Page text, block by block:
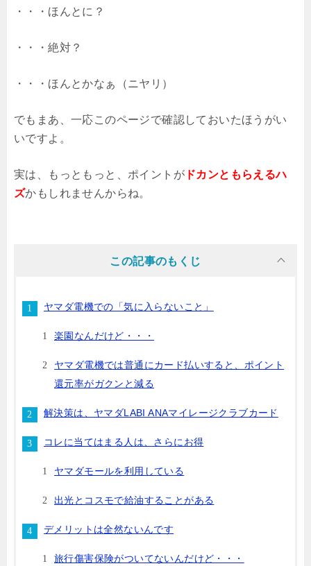
・・・ほんとに？
・・・絶対？
・・・ほんとかなぁ（ニヤリ）
でもまあ、一応このページで確認しておいたほうがい
いですよ。
実は、もっともっと、ポイントが ドカンともらえるハ
ズかもしれませんからね。
この記事のもくじ
ヤマダ電機での「気に入らないこと」
楽園なんだけど・・・
ヤマダ電機では普通にカード払いすると、ポイント
還元率がガクンと減る
解決策は、ヤマダLABI ANAマイレージクラブカード
コレに当てはまる人は、さらにお得
ヤマダモールを利用している
出光とコスモで給油することがある
デメリットは全然ないんです
旅行傷害保険がついてないんだけど・・・